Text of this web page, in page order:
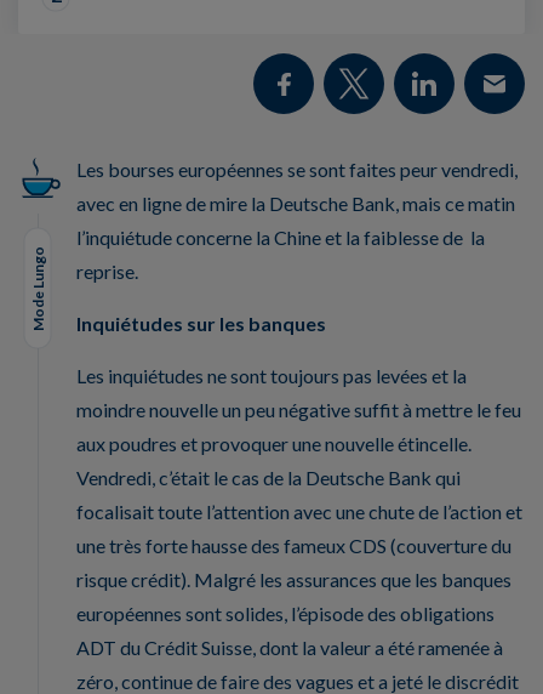
Mode Lungo
Les bourses européennes se sont faites peur vendredi,
avec en ligne de mire la Deutsche Bank, mais ce matin
l’inquiétude concerne la Chine et la faiblesse de la
reprise.
Inquiétudes sur les banques
Les inquiétudes ne sont toujours pas levées et la
moindre nouvelle un peu négative suffit à mettre le feu
aux poudres et provoquer une nouvelle étincelle.
Vendredi, c’était le cas de la Deutsche Bank qui
focalisait toute l’attention avec une chute de l’action et
une très forte hausse des fameux CDS (couverture du
risque crédit). Malgré les assurances que les banques
européennes sont solides, l’épisode des obligations
ADT du Crédit Suisse, dont la valeur a été ramenée à
zéro, continue de faire des vagues et a jeté le discrédit